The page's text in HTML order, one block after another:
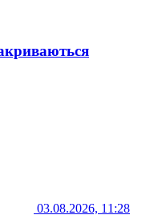
03.08.2026, 11:28